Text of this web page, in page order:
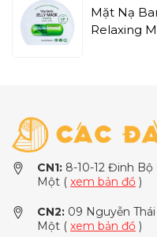
Mặt Nạ
Relaxing
CN1: 8-10-12 Đinh Bộ
Một ( xem bản đồ )
CN2: 09 Nguyễn
Một ( xem bản đồ )